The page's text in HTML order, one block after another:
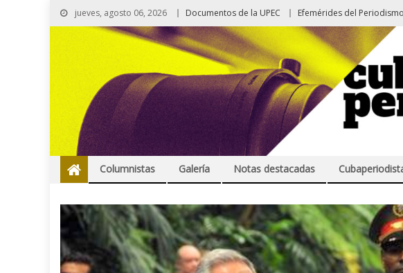
jueves, agosto 06, 2026 Documentos de la UPEC Efemérides del Periodismo
Columnistas Galería Notas destacadas